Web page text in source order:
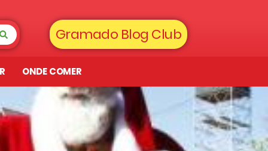
Gramado Blog Club
ONDE COMER